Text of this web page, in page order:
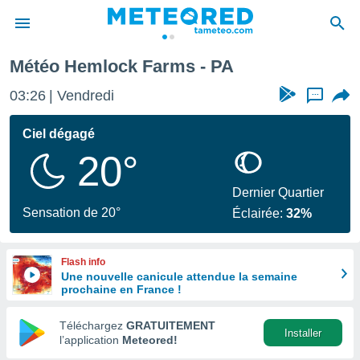
de
en
Météo Hemlock Farms - PA
03:26 Vendredi ...
Ciel dégagé
20°
Sensation de 20°
Dernier Quartier
Éclairée:32%
Flash info
Une nouvelle canicule attendue la semaine
prochaine en France !
Téléchargez GRATUITEMENT
l’application Meteored!
Installer